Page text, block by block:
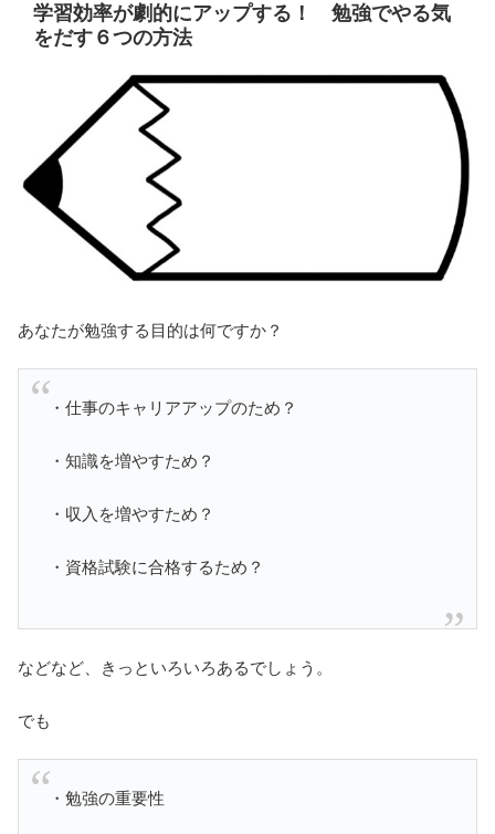
学習効率が劇的にアップする！ 勉強でやる気
をだす６つの方法
あなたが勉強する目的は何ですか？
・仕事のキャリアアップのため？
・知識を増やすため？
・収入を増やすため？
・資格試験に合格するため？
などなど、きっといろいろあるでしょう。
でも
・勉強の重要性